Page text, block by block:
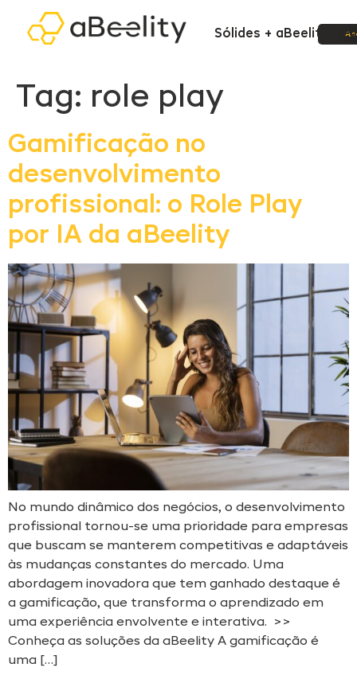
Sólides + aBeelity
Tag: role play
Gamificação no
desenvolvimento
profissional: o Role Play
por IA da aBeelity
No mundo dinâmico dos negócios, o desenvolvimento
profissional tornou-se uma prioridade para empresas
que buscam se manterem competitivas e adaptáveis
às mudanças constantes do mercado. Uma
abordagem inovadora que tem ganhado destaque é
a gamificação, que transforma o aprendizado em
uma experiência envolvente e interativa. >>
Conheça as soluções da aBeelity A gamificação é
uma […]